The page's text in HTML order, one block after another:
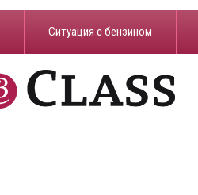
​Ситуация с бензином